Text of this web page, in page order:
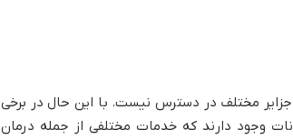
جزایر مختلف در دسترس نیست. با این حال در برخی
وجود دارند که خدمات مختلفی از جمله درمان